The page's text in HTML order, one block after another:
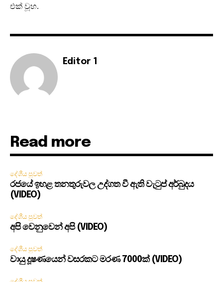
එක් වූහ.
Editor 1
Read more
දේශීය පුවත්
රජයේ ඉහළ තනතුරුවල උද්ගත වී ඇති වැටුප් අර්බුදය
(VIDEO)
දේශීය පුවත්
අපි වෙනුවෙන් අපි (VIDEO)
දේශීය පුවත්
වායු දූෂණයෙන් වසරකට මරණ 7000ක් (VIDEO)